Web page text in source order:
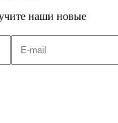
наши новые